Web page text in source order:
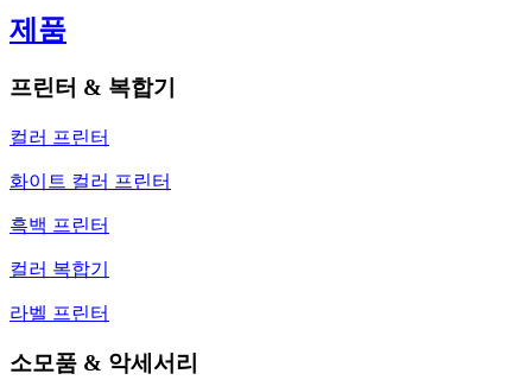
제품
프린터 & 복합기
컬러 프린터
화이트 컬러 프린터
흑백 프린터
컬러 복합기
라벨 프린터
소모품 & 악세서리